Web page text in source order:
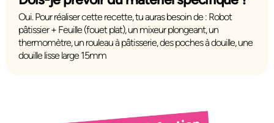
Oui. Pour réaliser cette recette, tu auras besoin de : Robot
pâtissier + Feuille (fouet plat), un mixeur plongeant, un
thermomètre, un rouleau à pâtisserie, des poches à douille, une
douille lisse large 15mm